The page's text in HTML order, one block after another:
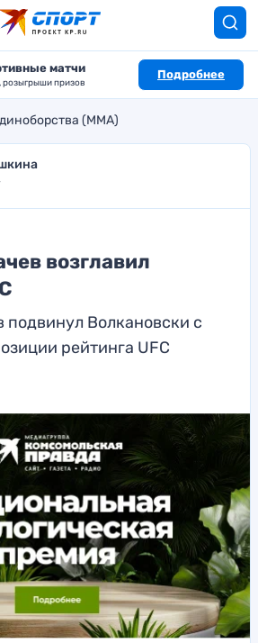
матчи
розыгрыши призов
Подробнее
(MMA)
возглавил
подвинул Волкановски с
рейтинга UFC